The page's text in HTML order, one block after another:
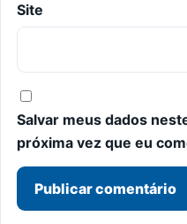
Site
Salvar meus dados
próxima vez que eu